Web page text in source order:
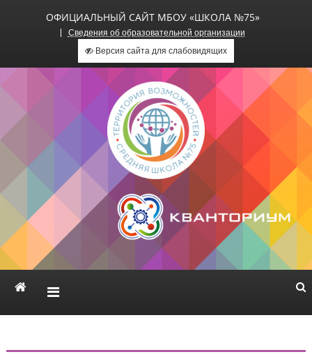
ОФИЦИАЛЬНЫЙ САЙТ МБОУ «ШКОЛА №75»
Сведения об образовательной организации
Версия сайта для слабовидящих
Официальный сайт МБОУ
«Школа №75»